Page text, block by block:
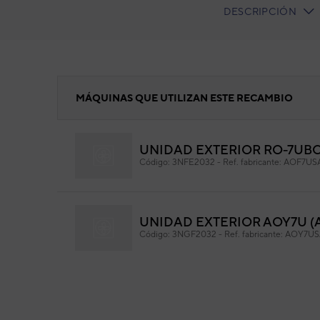
CURRENT
DESCRIPCIÓN
Ref.
MÁQUINAS QUE UTILIZAN ESTE RECAMBIO
UNIDAD EXTERIOR RO-
Código: 3NFE2032 - Ref. fabricante:
UNIDAD EXTERIOR AOY7U
Código: 3NGF2032 - Ref. fabricante: